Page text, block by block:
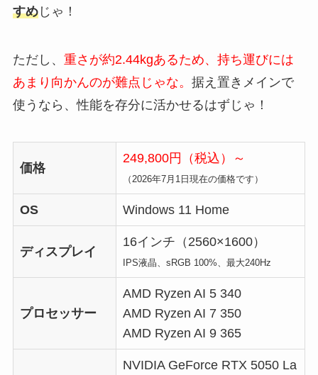
すめじゃ！
ただし、 重さが約2.44kgあるため、持ち運びには
あまり向かんのが難点じゃな。 据え置きメインで
使うなら、性能を存分に活かせるはずじゃ！
価格
249,800円（税込）～
（2026年7月1日現在の価格です）
OS Windows 11 Home
ディスプレイ
16インチ（2560×1600）
IPS液晶、sRGB 100%、最大240Hz
プロセッサー
AMD Ryzen AI 5 340
AMD Ryzen AI 7 350
AMD Ryzen AI 9 365
NVIDIA GeForce RTX 5050 La